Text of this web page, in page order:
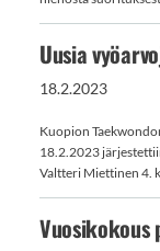
Uusia
18.2.2023
Kuopion
18.2.2023
⁠⁠⁠⁠⁠⁠⁠Valtteri Miettinen 4.
Vuosikokous